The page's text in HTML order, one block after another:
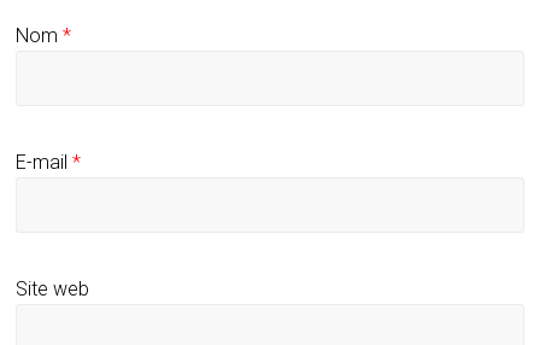
Nom*
E-mail*
Site web